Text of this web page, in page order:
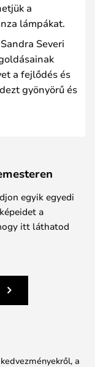
a
lámpákat.
Severi
a fejlődés és
gyönyörű és
egyik egyedi
a
itt láthatod
a